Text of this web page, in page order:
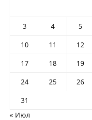
3
4 5
10
11 12
17
18 19
24
25 26
31
« Июл